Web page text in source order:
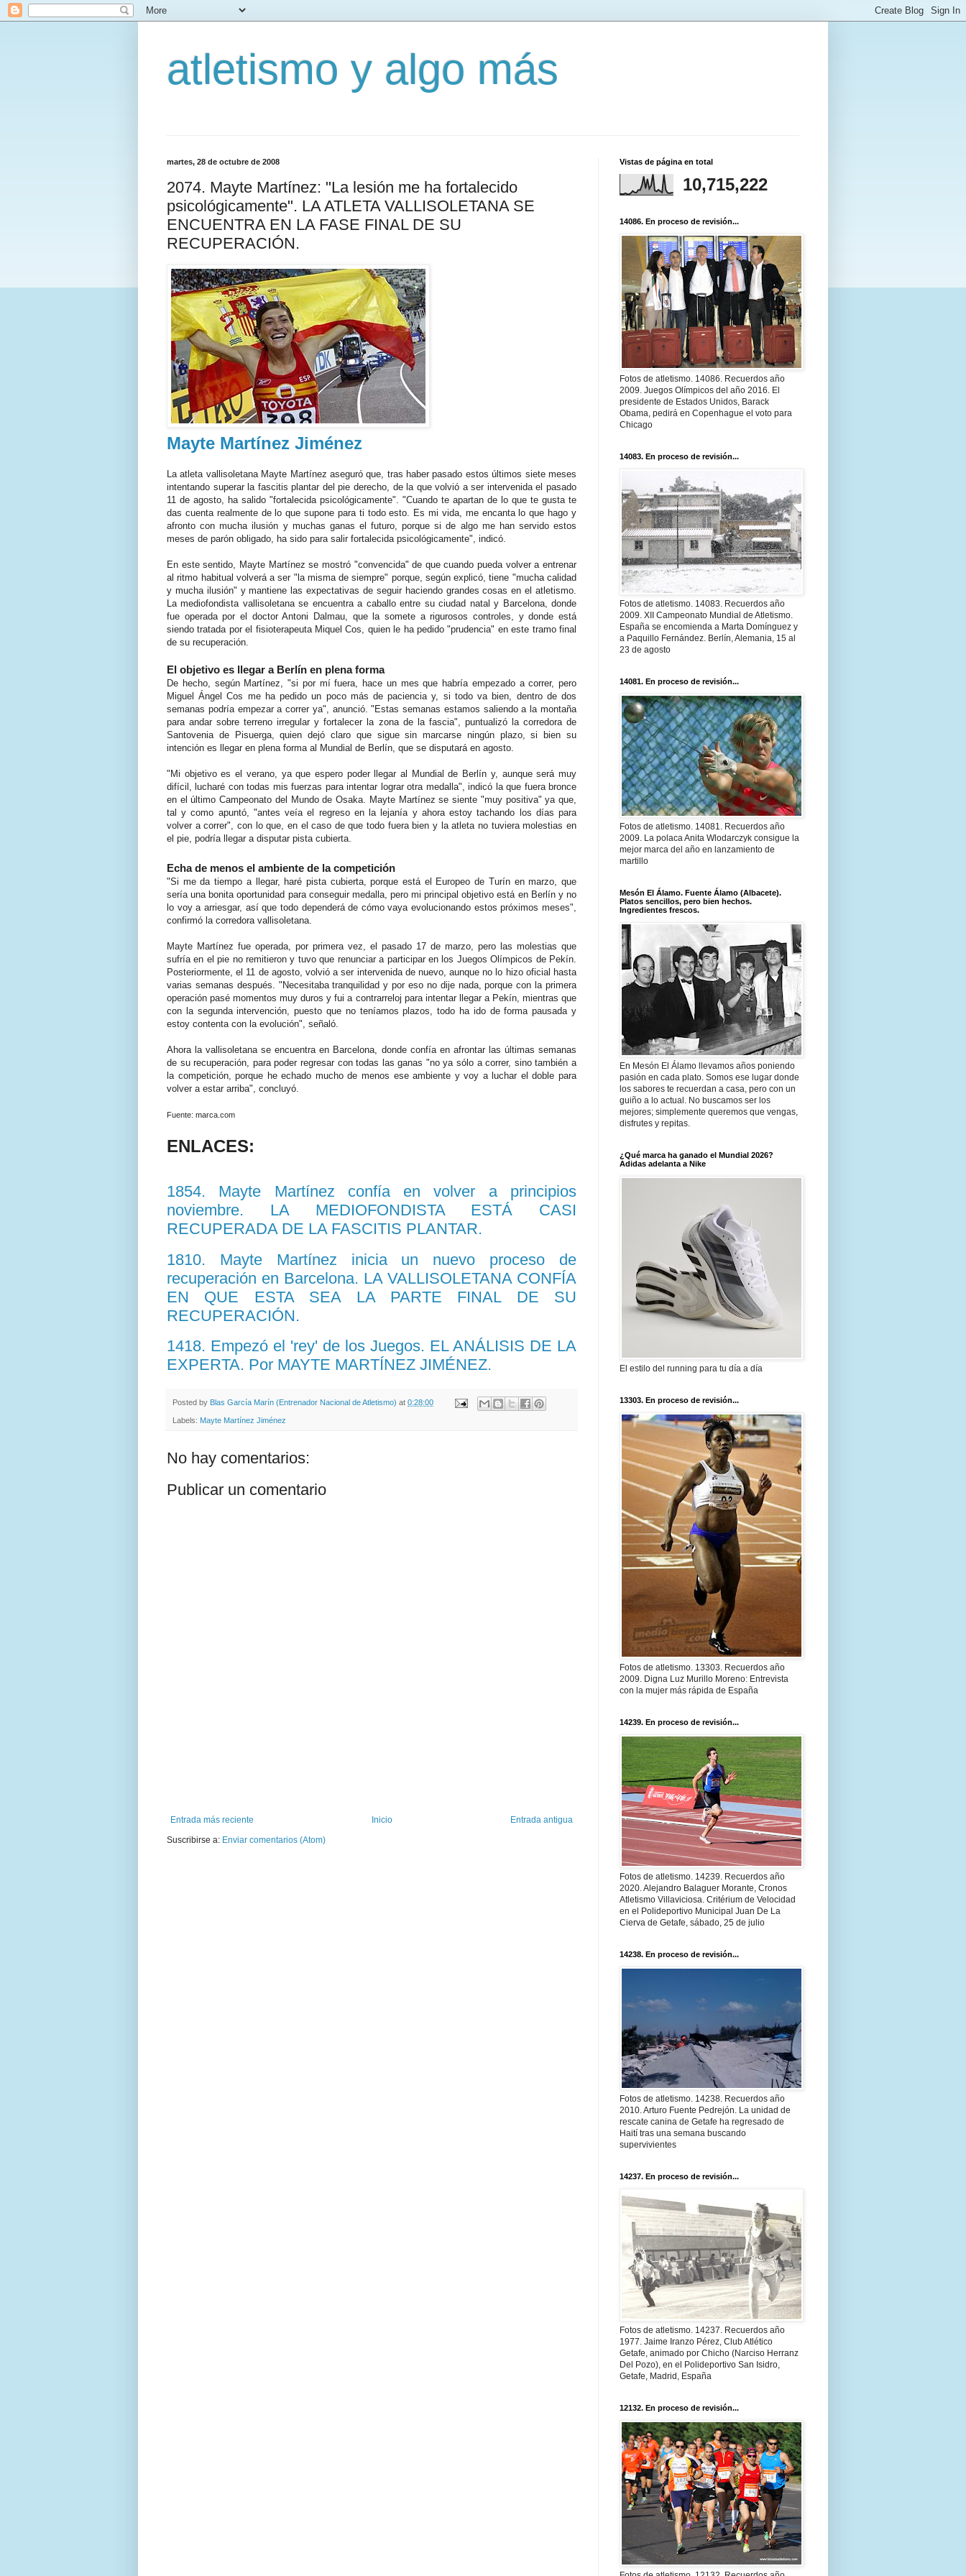
atletismo y algo más
martes, 28 de octubre de 2008
2074. Mayte Martínez: "La lesión me ha fortalecido
psicológicamente". LA ATLETA VALLISOLETANA SE
ENCUENTRA EN LA FASE FINAL DE SU
RECUPERACIÓN.
Mayte Martínez Jiménez
La atleta vallisoletana Mayte Martínez aseguró que, tras haber pasado estos últimos siete meses
intentando superar la fascitis plantar del pie derecho, de la que volvió a ser intervenida el pasado
11 de agosto, ha salido "fortalecida psicológicamente". "Cuando te apartan de lo que te gusta te
das cuenta realmente de lo que supone para ti todo esto. Es mi vida, me encanta lo que hago y
afronto con mucha ilusión y muchas ganas el futuro, porque si de algo me han servido estos
meses de parón obligado, ha sido para salir fortalecida psicológicamente", indicó.
En este sentido, Mayte Martínez se mostró "convencida" de que cuando pueda volver a entrenar
al ritmo habitual volverá a ser "la misma de siempre" porque, según explicó, tiene "mucha calidad
y mucha ilusión" y mantiene las expectativas de seguir haciendo grandes cosas en el atletismo.
La mediofondista vallisoletana se encuentra a caballo entre su ciudad natal y Barcelona, donde
fue operada por el doctor Antoni Dalmau, que la somete a rigurosos controles, y donde está
siendo tratada por el fisioterapeuta Miquel Cos, quien le ha pedido "prudencia" en este tramo final
de su recuperación.
El objetivo es llegar a Berlín en plena forma
De hecho, según Martínez, "si por mí fuera, hace un mes que habría empezado a correr, pero
Miguel Ángel Cos me ha pedido un poco más de paciencia y, si todo va bien, dentro de dos
semanas podría empezar a correr ya", anunció. "Estas semanas estamos saliendo a la montaña
para andar sobre terreno irregular y fortalecer la zona de la fascia", puntualizó la corredora de
Santovenia de Pisuerga, quien dejó claro que sigue sin marcarse ningún plazo, si bien su
intención es llegar en plena forma al Mundial de Berlín, que se disputará en agosto.
"Mi objetivo es el verano, ya que espero poder llegar al Mundial de Berlín y, aunque será muy
difícil, lucharé con todas mis fuerzas para intentar lograr otra medalla", indicó la que fuera bronce
en el último Campeonato del Mundo de Osaka. Mayte Martínez se siente "muy positiva" ya que,
tal y como apuntó, "antes veía el regreso en la lejanía y ahora estoy tachando los días para
volver a correr", con lo que, en el caso de que todo fuera bien y la atleta no tuviera molestias en
el pie, podría llegar a disputar pista cubierta.
Echa de menos el ambiente de la competición
"Si me da tiempo a llegar, haré pista cubierta, porque está el Europeo de Turín en marzo, que
sería una bonita oportunidad para conseguir medalla, pero mi principal objetivo está en Berlín y no
lo voy a arriesgar, así que todo dependerá de cómo vaya evolucionando estos próximos meses",
confirmó la corredora vallisoletana.
Mayte Martínez fue operada, por primera vez, el pasado 17 de marzo, pero las molestias que
sufría en el pie no remitieron y tuvo que renunciar a participar en los Juegos Olímpicos de Pekín.
Posteriormente, el 11 de agosto, volvió a ser intervenida de nuevo, aunque no lo hizo oficial hasta
varias semanas después. "Necesitaba tranquilidad y por eso no dije nada, porque con la primera
operación pasé momentos muy duros y fui a contrarreloj para intentar llegar a Pekín, mientras que
con la segunda intervención, puesto que no teníamos plazos, todo ha ido de forma pausada y
estoy contenta con la evolución", señaló.
Ahora la vallisoletana se encuentra en Barcelona, donde confía en afrontar las últimas semanas
de su recuperación, para poder regresar con todas las ganas "no ya sólo a correr, sino también a
la competición, porque he echado mucho de menos ese ambiente y voy a luchar el doble para
volver a estar arriba", concluyó.
Fuente: marca.com
ENLACES:
1854. Mayte Martínez confía en volver a principios
noviembre. LA MEDIOFONDISTA ESTÁ CASI
RECUPERADA DE LA FASCITIS PLANTAR.
1810. Mayte Martínez inicia un nuevo proceso de
recuperación en Barcelona. LA VALLISOLETANA CONFÍA
EN QUE ESTA SEA LA PARTE FINAL DE SU
RECUPERACIÓN.
1418. Empezó el 'rey' de los Juegos. EL ANÁLISIS DE LA
EXPERTA. Por MAYTE MARTÍNEZ JIMÉNEZ.
Posted by Blas García Marín (Entrenador Nacional de Atletismo) at 0:28:00
Labels: Mayte Martínez Jiménez
No hay comentarios:
Publicar un comentario
Entrada más reciente Entrada antigua
Inicio
Suscribirse a: Enviar comentarios (Atom)
Vistas de página en total
10,715,222
14086. En proceso de revisión...
Fotos de atletismo. 14086. Recuerdos año
2009. Juegos Olímpicos del año 2016. El
presidente de Estados Unidos, Barack
Obama, pedirá en Copenhague el voto para
Chicago
14083. En proceso de revisión...
Fotos de atletismo. 14083. Recuerdos año
2009. XII Campeonato Mundial de Atletismo.
España se encomienda a Marta Domínguez y
a Paquillo Fernández. Berlín, Alemania, 15 al
23 de agosto
14081. En proceso de revisión...
Fotos de atletismo. 14081. Recuerdos año
2009. La polaca Anita Wlodarczyk consigue la
mejor marca del año en lanzamiento de
martillo
Mesón El Álamo. Fuente Álamo (Albacete).
Platos sencillos, pero bien hechos.
Ingredientes frescos.
En Mesón El Álamo llevamos años poniendo
pasión en cada plato. Somos ese lugar donde
los sabores te recuerdan a casa, pero con un
guiño a lo actual. No buscamos ser los
mejores; simplemente queremos que vengas,
disfrutes y repitas.
¿Qué marca ha ganado el Mundial 2026?
Adidas adelanta a Nike
El estilo del running para tu día a día
13303. En proceso de revisión...
Fotos de atletismo. 13303. Recuerdos año
2009. Digna Luz Murillo Moreno: Entrevista
con la mujer más rápida de España
14239. En proceso de revisión...
Fotos de atletismo. 14239. Recuerdos año
2020. Alejandro Balaguer Morante, Cronos
Atletismo Villaviciosa. Critérium de Velocidad
en el Polideportivo Municipal Juan De La
Cierva de Getafe, sábado, 25 de julio
14238. En proceso de revisión...
Fotos de atletismo. 14238. Recuerdos año
2010. Arturo Fuente Pedrejón. La unidad de
rescate canina de Getafe ha regresado de
Haití tras una semana buscando
supervivientes
14237. En proceso de revisión...
Fotos de atletismo. 14237. Recuerdos año
1977. Jaime Iranzo Pérez, Club Atlético
Getafe, animado por Chicho (Narciso Herranz
Del Pozo), en el Polideportivo San Isidro,
Getafe, Madrid, España
12132. En proceso de revisión...